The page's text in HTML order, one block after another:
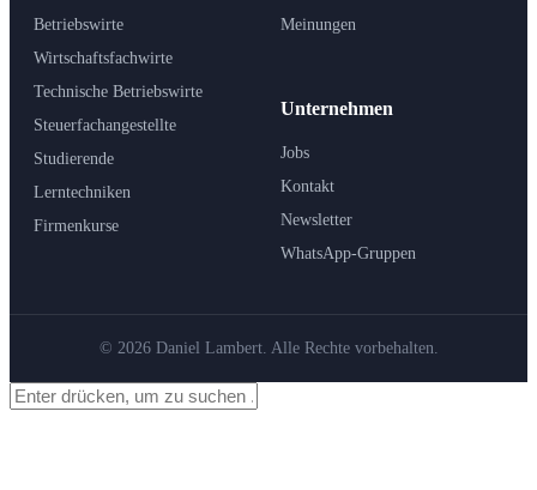
Betriebswirte
Wirtschaftsfachwirte
Technische Betriebswirte
Steuerfachangestellte
Studierende
Lerntechniken
Firmenkurse
Meinungen
Unternehmen
Jobs
Kontakt
Newsletter
WhatsApp-Gruppen
© 2026 Daniel Lambert. Alle Rechte vorbehalten.